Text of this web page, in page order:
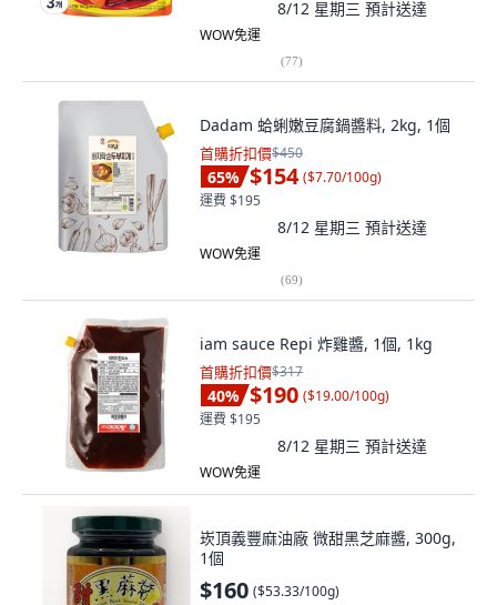
8/12 星期三 預計送達
WOW免運
(77)
Dadam 蛤蜊嫩豆腐鍋醬料, 2kg, 1個
首購折扣價$450
65% $154 ($7.70/100g)
運費 $195
8/12 星期三 預計送達
WOW免運
(69)
iam sauce Repi 炸雞醬, 1個, 1kg
首購折扣價$317
40% $190 ($19.00/100g)
運費 $195
8/12 星期三 預計送達
WOW免運
崁頂義豐麻油廠 微甜黑芝麻醬, 300g,
1個
$160 ($53.33/100g)